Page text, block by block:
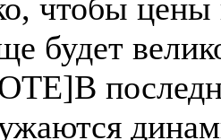
чтобы цены
будет